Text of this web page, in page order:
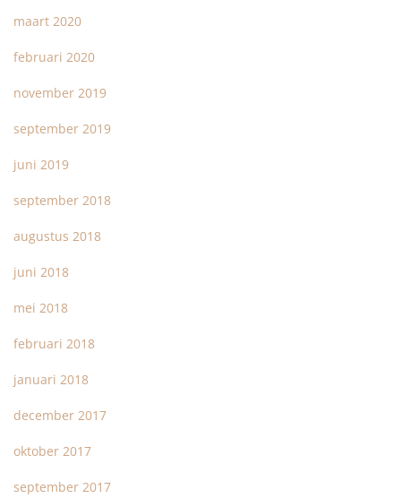
maart 2020
februari 2020
november 2019
september 2019
juni 2019
september 2018
augustus 2018
juni 2018
mei 2018
februari 2018
januari 2018
december 2017
oktober 2017
september 2017